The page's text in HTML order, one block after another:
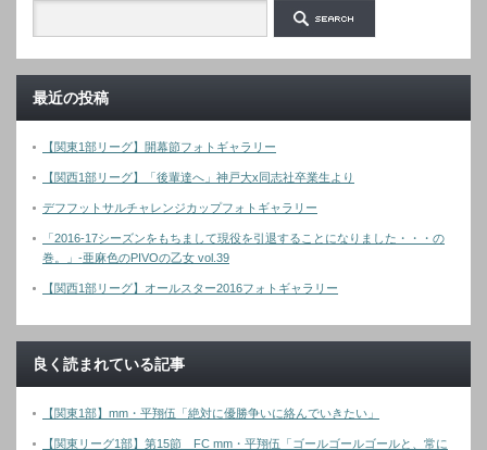
最近の投稿
【関東1部リーグ】開幕節フォトギャラリー
【関西1部リーグ】「後輩達へ」神戸大x同志社卒業生より
デフフットサルチャレンジカップフォトギャラリー
「2016-17シーズンをもちまして現役を引退することになりました・・・の
巻。」-亜麻色のPIVOの乙女 vol.39
【関西1部リーグ】オールスター2016フォトギャラリー
良く読まれている記事
【関東1部】mm・平翔伍「絶対に優勝争いに絡んでいきたい」
【関東リーグ1部】第15節 FC mm・平翔伍「ゴールゴールゴールと、常に